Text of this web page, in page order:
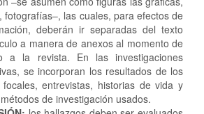
fotografías–, las cuales, para efectos de
deberán ir separadas del texto
a manera de anexos al momento de
a la revista. En las investigaciones
se incorporan los resultados de los
entrevistas, historias de vida y
de investigación usados.